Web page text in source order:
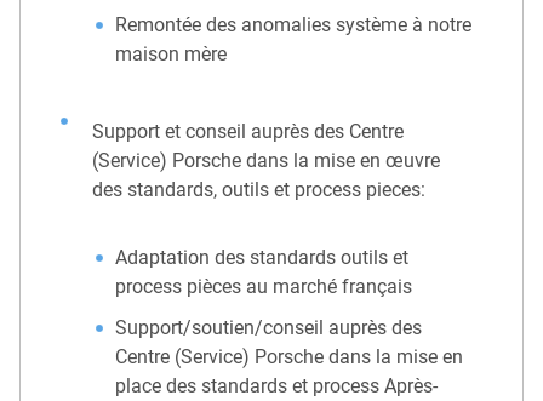
Remontée des anomalies système à notre
maison mère
Support et conseil auprès des Centre
(Service) Porsche dans la mise en œuvre
des standards, outils et process pieces:
Adaptation des standards outils et
process pièces au marché français
Support/soutien/conseil auprès des
Centre (Service) Porsche dans la mise en
place des standards et process Après-